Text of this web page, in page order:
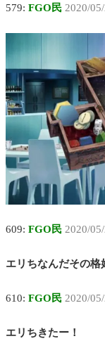
579: FGO民 2020/
609: FGO民 2020/
エリちなんだその格
610: FGO民 2020/
エリちきたー！